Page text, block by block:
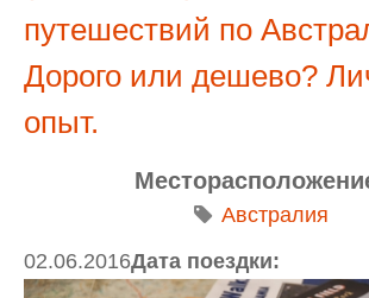
путешествий по
Дорого или дешево?
опыт.
Австралия
Дата поездки:
02.06.2016